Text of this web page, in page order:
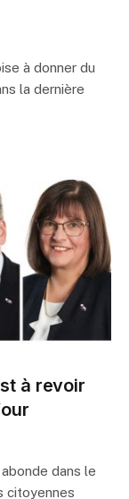
à donner du
la dernière
à revoir
dans le
citoyennes